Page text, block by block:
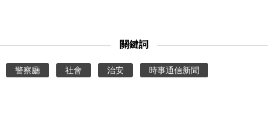
科學技術
關鍵詞
警察廳 社會 治安 時事通信新聞